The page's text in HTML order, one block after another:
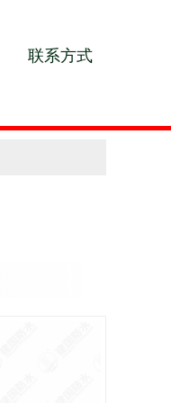
联系方式